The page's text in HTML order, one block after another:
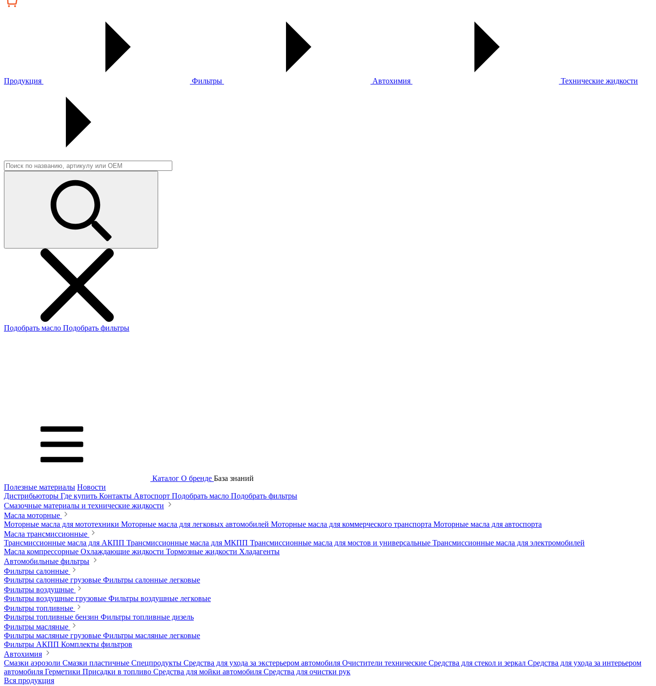
Продукция Фильтры Автохимия Технические жидкости
Подобрать масло Подобрать фильтры
Каталог О бренде База знаний
Полезные материалы Новости
Дистрибьюторы Где купить Контакты Автоспорт Подобрать масло Подобрать фильтры
Смазочные материалы и технические жидкости
Масла моторные
Моторные масла для мототехники Моторные масла для легковых автомобилей Моторные масла для коммерческого транспорта Моторные масла для автоспорта
Масла трансмиссионные
Трансмиссионные масла для АКПП Трансмиссионные масла для МКПП Трансмиссионные масла для мостов и универсальные Трансмиссионные масла для электромобилей
Масла компрессорные Охлаждающие жидкости Тормозные жидкости Хладагенты
Автомобильные фильтры
Фильтры салонные
Фильтры салонные грузовые Фильтры салонные легковые
Фильтры воздушные
Фильтры воздушные грузовые Фильтры воздушные легковые
Фильтры топливные
Фильтры топливные бензин Фильтры топливные дизель
Фильтры масляные
Фильтры масляные грузовые Фильтры масляные легковые
Фильтры АКПП Комплекты фильтров
Автохимия
Смазки аэрозоли Смазки пластичные Спецпродукты Средства для ухода за экстерьером автомобиля Очистители технические Средства для стекол и зеркал Средства для ухода за интерьером
автомобиля Герметики Присадки в топливо Средства для мойки автомобиля Средства для очистки рук
Вся продукция